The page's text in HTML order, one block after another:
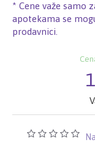
* Cene važe samo
apotekama se
prodavnici.